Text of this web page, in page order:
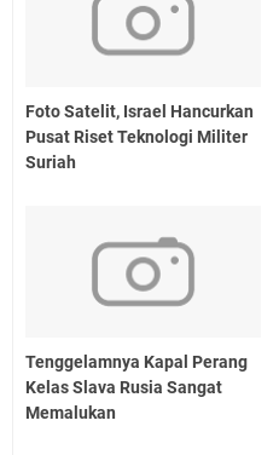
Foto Satelit, Israel Hancurkan
Pusat Riset Teknologi Militer
Suriah
Tenggelamnya Kapal Perang
Kelas Slava Rusia Sangat
Memalukan